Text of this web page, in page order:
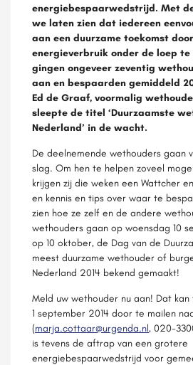
energiebespaarwedstrijd. Met
we laten zien dat iedereen
aan een duurzame toekomst
energieverbruik onder de loep
gingen ongeveer zeventig
aan en bespaarden gemiddeld
Ed de Graaf, voormalig
sleepte de titel ‘Duurzaamste
Nederland’ in de wacht.
De deelnemende wethouders gaan
slag. Om hen te helpen zoveel
krijgen zij die weken een Wattcher
en kennis en tips over waar te
zien hoe ze zelf en de andere
wethouders gaan op woensdag 10
op 10 oktober, de Dag van de
meest duurzame wethouder of
Nederland 2014 bekend gemaakt!
Meld uw wethouder nu aan! Dat
1 september 2014 door te mailen
(marja.cottaar@urgenda.nl, 020-
is tevens de aftrap van een grotere
energiebespaarwedstrijd voor